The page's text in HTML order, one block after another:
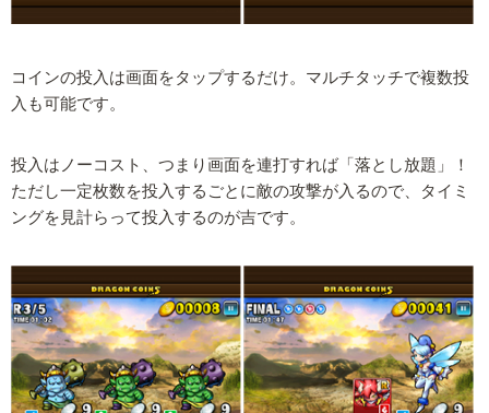
コインの投入は画面をタップするだけ。マルチタッチで複数投
入も可能です。
投入はノーコスト、つまり画面を連打すれば「落とし放題」！
ただし一定枚数を投入するごとに敵の攻撃が入るので、タイミ
ングを見計らって投入するのが吉です。